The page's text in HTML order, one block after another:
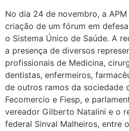
No dia 24 de novembro, a
criação de um fórum em
o Sistema Único de Saúde. A
a presença de diversos
profissionais de Medicina,
dentistas, enfermeiros,
de outros ramos da sociedade
Fecomercio e Fiesp, e
vereador Gilberto Natalini e o
federal Sinval Malheiros, entre